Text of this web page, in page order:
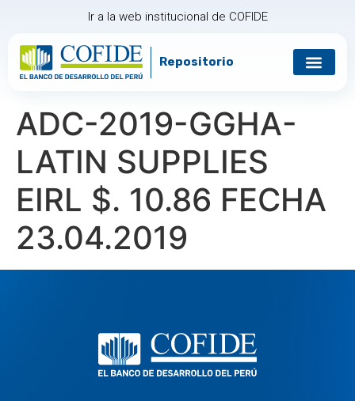
Ir a la web institucional de COFIDE
Repositorio
ADC-2019-GGHA-
LATIN SUPPLIES
EIRL $. 10.86 FECHA
23.04.2019